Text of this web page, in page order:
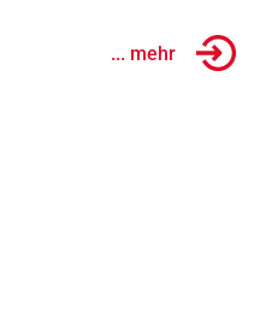
... mehr